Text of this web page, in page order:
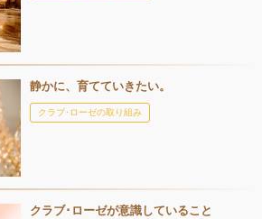
静かに、育てていきたい。
クラブ･ローゼの取り組み
クラブ･ローゼが意識していること